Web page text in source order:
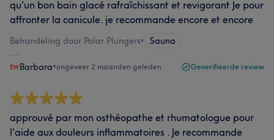
qu'un bon bain glacé rafraîchissant et revigorant Je pour
affronter la canicule. je recommande encore et encore
Behandeling door Polar Plungers• Sauna
Barbara•ongeveer 2 maanden geleden Geverifieerde review
approuvé par mon osthéopathe et rhumatologue pour
l'aide aux douleurs inflammatoires . Je recommande